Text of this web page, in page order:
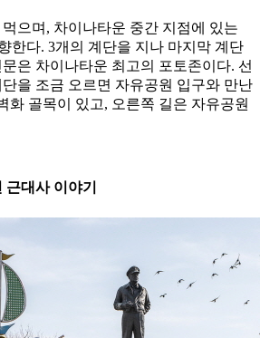
으며, 차이나타운 중간 지점에 있는
한다. 3개의 계단을 지나 마지막 계단
은 차이나타운 최고의 포토존이다. 선
을 조금 오르면 자유공원 입구와 만난
화 골목이 있고, 오른쪽 길은 자유공원
대사 이야기